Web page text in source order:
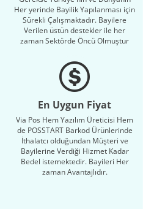
Her yerinde Bayilik Yapılanması için
Sürekli Çalışmaktadır. Bayilere
Verilen üstün destekler ile her
zaman Sektörde Öncü Olmuştur
En Uygun Fiyat
Via Pos Hem Yazılım Üreticisi Hem
de POSSTART Barkod Ürünlerinde
İthalatcı olduğundan Müşteri ve
Bayilerine Verdiği Hizmet Kadar
Bedel istemektedir. Bayileri Her
zaman Avantajlıdır.